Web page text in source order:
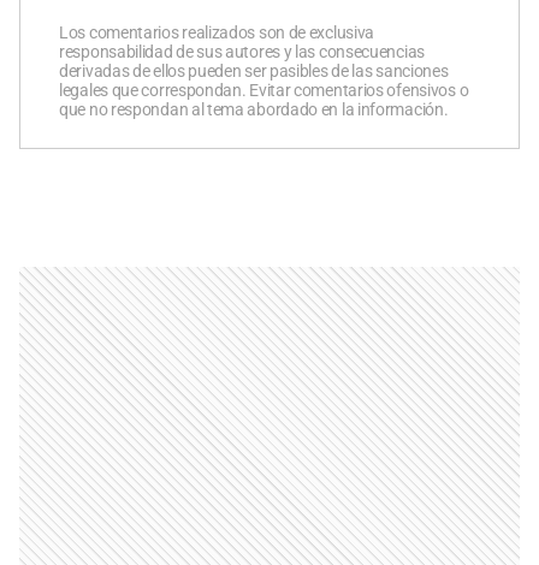
Los comentarios realizados son de exclusiva
responsabilidad de sus autores y las consecuencias
derivadas de ellos pueden ser pasibles de las sanciones
legales que correspondan. Evitar comentarios ofensivos o
que no respondan al tema abordado en la información.